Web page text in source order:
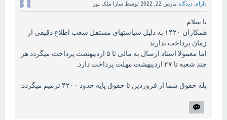
دارای دیدگاه مارس 22, 2022 توسط سارا ملک پور
با سلام
همکاران ۱۴۲۰ به دلیل سیاستهای مستقل شعب اطلاع دقیقی از
زمان پرداخت ندارند.
اما معمولا اسناد ارسال به مالی تا ۵ اردیبهشت پرداخت میگردد هر
چند شعبه تا ۲۷ اردیبهشت مهلت پرداخت دارد.
بله حقوق شما از فروردین تا حقوق پایه حدود ۴۲۰۰ ترمیم میگردد.